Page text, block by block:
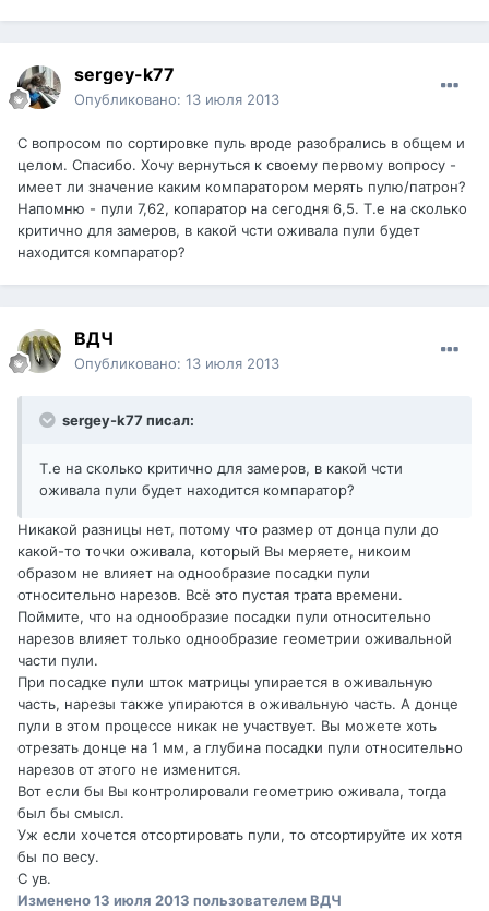
sergey-k77
Опубликовано: 13 июля 2013
С вопросом по сортировке пуль вроде разобрались в общем и
целом. Спасибо. Хочу вернуться к своему первому вопросу -
имеет ли значение каким компаратором мерять пулю/патрон?
Напомню - пули 7,62, копаратор на сегодня 6,5. Т.е на сколько
критично для замеров, в какой чсти оживала пули будет
находится компаратор?
ВДЧ
Опубликовано: 13 июля 2013
sergey-k77 писал:
Т.е на сколько критично для замеров, в какой чсти
оживала пули будет находится компаратор?
Никакой разницы нет, потому что размер от донца пули до
какой-то точки оживала, который Вы меряете, никоим
образом не влияет на однообразие посадки пули
относительно нарезов. Всё это пустая трата времени.
Поймите, что на однообразие посадки пули относительно
нарезов влияет только однообразие геометрии оживальной
части пули.
При посадке пули шток матрицы упирается в оживальную
часть, нарезы также упираются в оживальную часть. А донце
пули в этом процессе никак не участвует. Вы можете хоть
отрезать донце на 1 мм, а глубина посадки пули относительно
нарезов от этого не изменится.
Вот если бы Вы контролировали геометрию оживала, тогда
был бы смысл.
Уж если хочется отсортировать пули, то отсортируйте их хотя
бы по весу.
С ув.
Изменено13 июля 2013 пользователем ВДЧ